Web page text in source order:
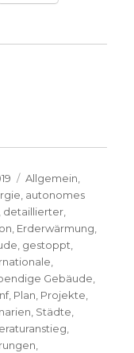
Kategorien
Allgemein
autonomes
detaillierter
Erderwärmung
gestoppt
Gebäude
, Plan Projekte
Städte